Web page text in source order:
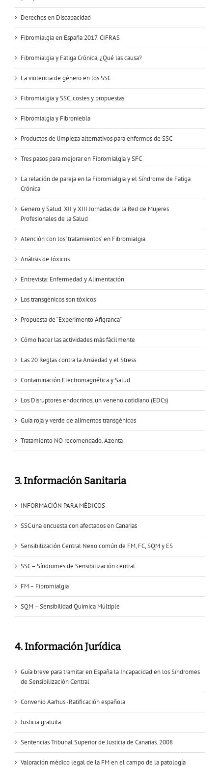
Derechos en Discapacidad
Fibromialgia en España 2017. CIFRAS
Fibromialgia y Fatiga Crónica, ¿Qué las causa?
La violencia de género en los SSC
Fibromialgia y SSC, costes y propuestas
Fibromialgia y Fibroniebla
Productos de limpieza alternativos para enfermos de SSC
Tres pasos para mejorar en Fibromialgia y SFC
La relación de pareja en la Fibromialgia y el Síndrome de Fatiga
Crónica
Genero y Salud. XII y XIII Jornadas de la Red de Mujeres
Profesionales de la Salud
Atención con los ‘tratamientos’ en Fibromialgia
Análisis de tóxicos
Entrevista: Enfermedad y Alimentación
Los transgénicos son tóxicos
Propuesta de “Experimento Afigranca“
Cómo hacer las actividades más fácilmente
Las 20 Reglas contra la Ansiedad y el Stress
Contaminación Electromagnética y Salud
Los Disruptores endocrinos, un veneno cotidiano (EDCs)
Guía roja y verde de alimentos transgénicos
Tratamiento NO recomendado. Azenta
3. Información Sanitaria
INFORMACIÓN PARA MÉDICOS
SSC una encuesta con afectados en Canarias
Sensibilización Central Nexo común de FM, FC, SQM y ES
SSC – Síndromes de Sensibilización central
FM – Fibromialgia
SQM – Sensibilidad Química Múltiple
4. Información Jurídica
Guía breve para tramitar en España la Incapacidad en los Sïndromes
de Sensibilización Central
Convenio Aarhus -Ratificación española
Justicia gratuita
Sentencias Tribunal Superior de Justicia de Canarias. 2008
Valoración médico legal de la FM en el campo de la patología